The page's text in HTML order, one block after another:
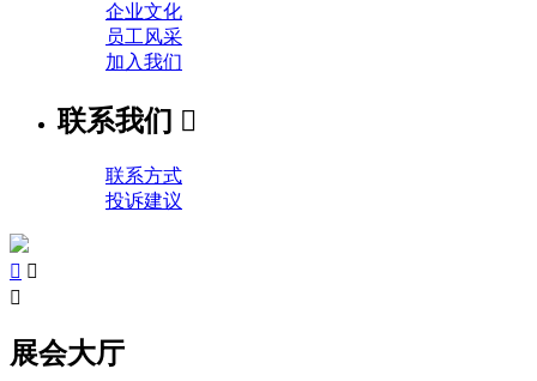
企业文化
员工风采
加入我们
联系我们 
联系方式
投诉建议
 

展会大厅